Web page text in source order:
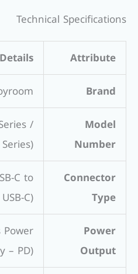
Technical Specifications
Attribute
Brand
Model
Number
/
Connector
Type
C to
USB-C)
Power
Output
– PD)